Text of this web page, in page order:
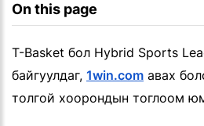
On this page
T-Basket бол Hybrid Sports
байгуулдаг, 1win.com авах
толгой хоорондын тоглоом